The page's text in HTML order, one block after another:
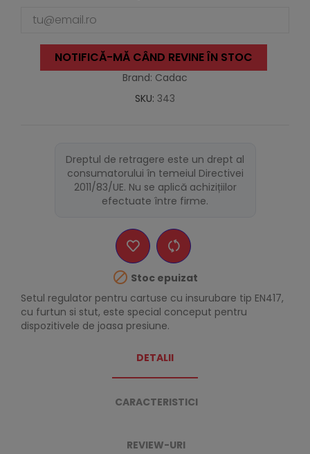
NOTIFICĂ-MĂ CÂND REVINE ÎN STOC
Brand: Cadac
SKU: 343
Dreptul de retragere este un drept al
consumatorului în temeiul Directivei
2011/83/UE. Nu se aplică achizițiilor
efectuate între firme.
 Stoc epuizat
Setul regulator pentru cartuse cu insurubare tip EN417,
cu furtun si stut, este special conceput pentru
dispozitivele de joasa presiune.
DETALII
CARACTERISTICI
REVIEW-URI